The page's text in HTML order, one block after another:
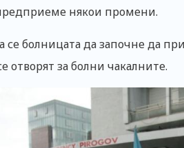
някои промени.
болницата да започне да
отворят за болни чакалните.